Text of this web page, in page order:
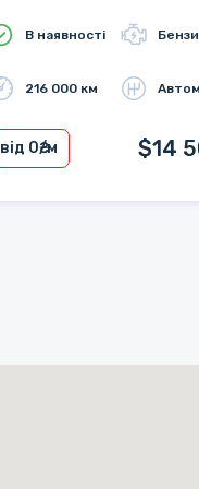
В наявності
216 000 км
від 0₴/м $14